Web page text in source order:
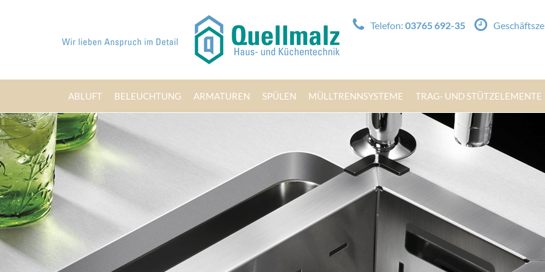
Telefon: 03765 692-35
ABLUFT BELEUCHTUNG ARMATUREN SPÜLEN MÜLLTRENNSYSTEME TRAG- UND STÜTZELEMENTE